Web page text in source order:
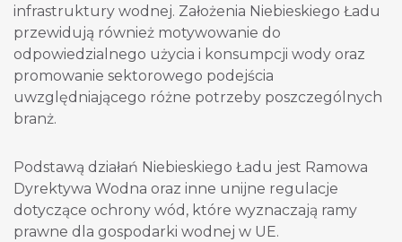
infrastruktury wodnej. Założenia Niebieskiego Ładu
przewidują również motywowanie do
odpowiedzialnego użycia i konsumpcji wody oraz
promowanie sektorowego podejścia
uwzględniającego różne potrzeby poszczególnych
branż.
Podstawą działań Niebieskiego Ładu jest Ramowa
Dyrektywa Wodna oraz inne unijne regulacje
dotyczące ochrony wód, które wyznaczają ramy
prawne dla gospodarki wodnej w UE.